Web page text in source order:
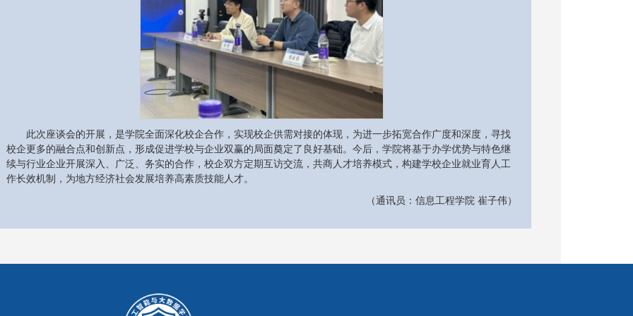
此次座谈会的开展，是学院全面深化校企合作，实现校企供需对接的体现，为进一步拓宽合作广度和深度，寻找
校企更多的融合点和创新点，形成促进学校与企业双赢的局面奠定了良好基础。今后，学院将基于办学优势与特色继
续与行业企业开展深入、广泛、务实的合作，校企双方定期互访交流，共商人才培养模式，构建学校企业就业育人工
作长效机制，为地方经济社会发展培养高素质技能人才。
（通讯员：信息工程学院 崔子伟）